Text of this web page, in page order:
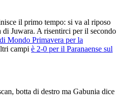
il primo tempo: si va al riposo
Juwara. A risentirci per il secondo
Mondo Primavera per la
campi è 2-0 per il Paranaense sul
botta di destro ma Gabunia dice